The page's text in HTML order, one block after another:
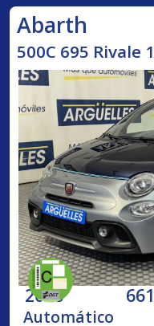
Abarth
500C 695 Rivale
2018
Automático